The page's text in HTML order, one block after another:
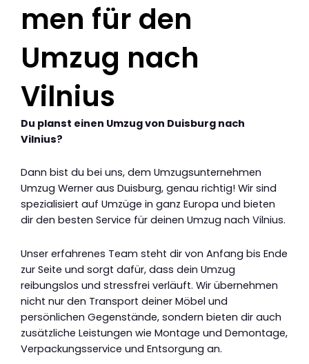
men für den
Umzug nach
Vilnius
Du planst einen Umzug von Duisburg nach
Vilnius?
Dann bist du bei uns, dem Umzugsunternehmen
Umzug Werner aus Duisburg, genau richtig! Wir sind
spezialisiert auf Umzüge in ganz Europa und bieten
dir den besten Service für deinen Umzug nach Vilnius.
Unser erfahrenes Team steht dir von Anfang bis Ende
zur Seite und sorgt dafür, dass dein Umzug
reibungslos und stressfrei verläuft. Wir übernehmen
nicht nur den Transport deiner Möbel und
persönlichen Gegenstände, sondern bieten dir auch
zusätzliche Leistungen wie Montage und Demontage,
Verpackungsservice und Entsorgung an.